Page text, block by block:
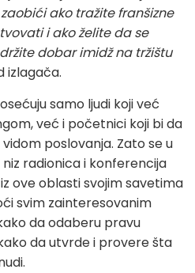
ako tražite franšizne
i ako želite da se
dobar imidž na tržištu
izlagača.
samo ljudi koji već
već i početnici koji bi da
poslovanja. Zato se u
radionica i konferencija
ove oblasti svojim savetima
svim zainteresovanim
da odaberu pravu
da utvrde i provere šta